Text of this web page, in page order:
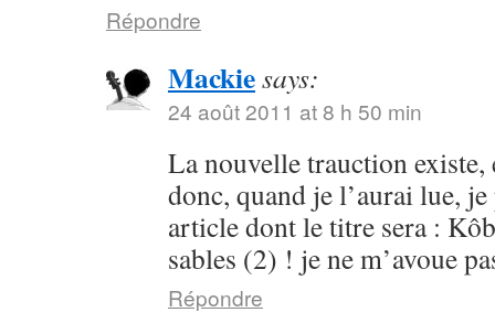
Répondre
Mackiesays:
24 août 2011 at 8 h 50 min
La nouvelle trauction
donc, quand je l’aurai lue,
article dont le titre sera :
sables (2) ! je ne m’avoue
Répondre